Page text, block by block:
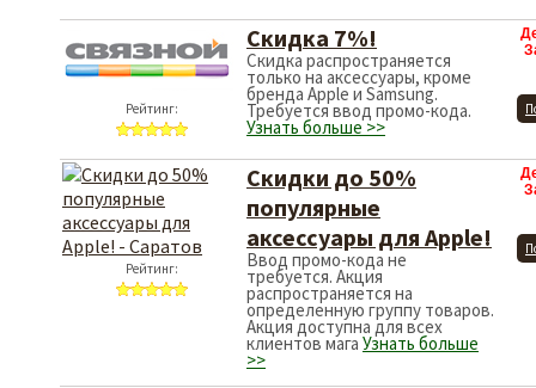
Рейтинг:
Скидка 7%!
Скидка распространяется
только на аксессуары, кроме
бренда Apple и Samsung.
Требуется ввод промо-кода.
Узнать больше >>
Рейтинг:
Скидки до 50%
популярные
аксессуары для Apple!
Ввод промо-кода не
требуется. Акция
распространяется на
определенную группу товаров.
Акция доступна для всех
клиентов мага Узнать больше
>>